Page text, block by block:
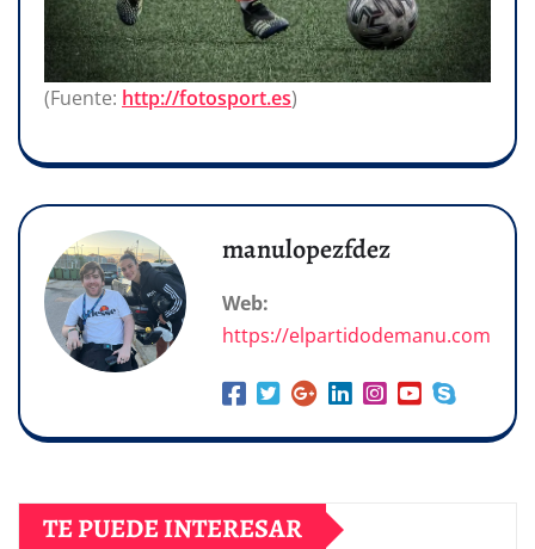
(Fuente: http://fotosport.es)
manulopezfdez
Web:
https://elpartidodemanu.com
TE PUEDE INTERESAR